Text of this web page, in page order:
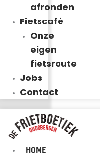
afronden
Fietscafé
Onze
eigen
fietsroute
Jobs
Contact
HOME